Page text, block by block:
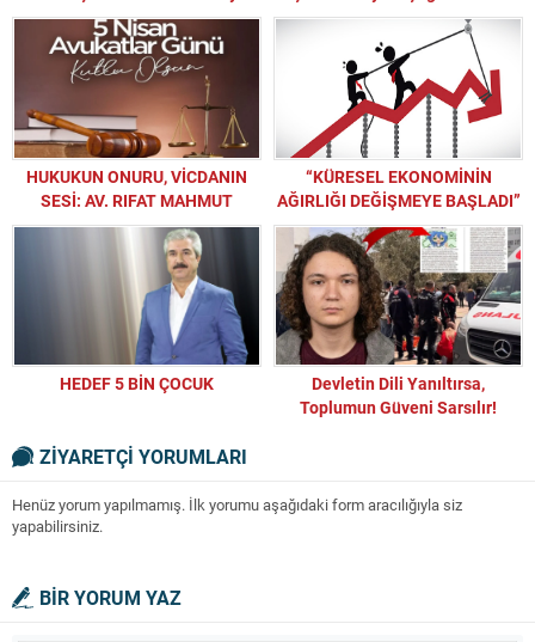
Kapaklar Engelleri Aşıyor
HUKUKUN ONURU, VİCDANIN
SESİ: AV. RIFAT MAHMUT
EKMEN’DEN MESLEKTAŞLARINA
AVUKATLAR GÜNÜ MESAJI
“KÜRESEL EKONOMİNİN
AĞIRLIĞI DEĞİŞMEYE BAŞLADI”
HEDEF 5 BİN ÇOCUK
Devletin Dili Yanıltırsa,
Toplumun Güveni Sarsılır!
ZİYARETÇİ YORUMLARI
Henüz yorum yapılmamış. İlk yorumu aşağıdaki form aracılığıyla siz
yapabilirsiniz.
BİR YORUM YAZ